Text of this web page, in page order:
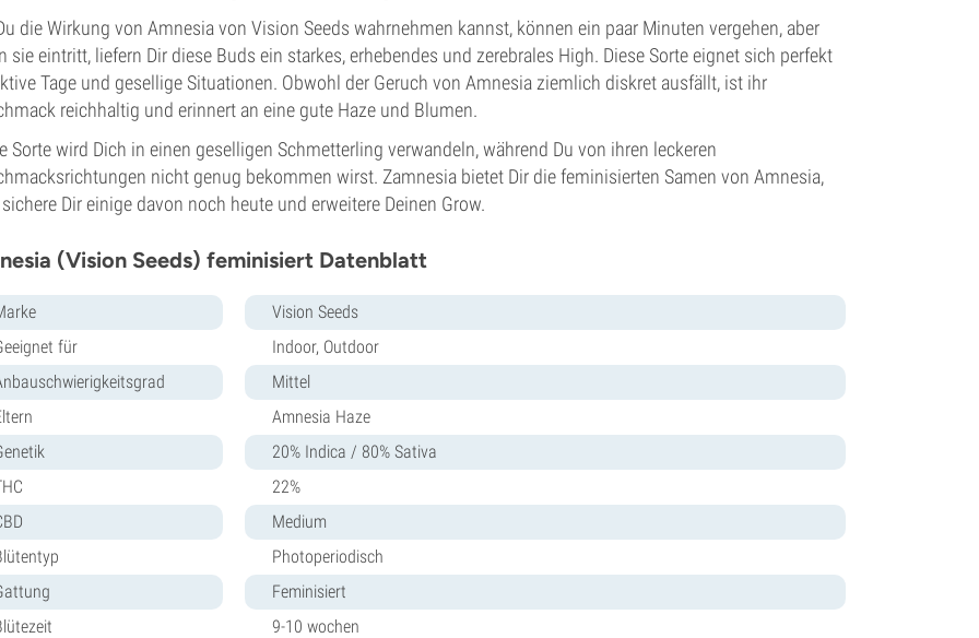
die Wirkung von Amnesia von Vision Seeds wahrnehmen kannst, können ein paar Minuten vergehen, aber
sie eintritt, liefern Dir diese Buds ein starkes, erhebendes und zerebrales High. Diese Sorte eignet sich perfekt
Tage und gesellige Situationen. Obwohl der Geruch von Amnesia ziemlich diskret ausfällt, ist ihr
reichhaltig und erinnert an eine gute Haze und Blumen.
Sorte wird Dich in einen geselligen Schmetterling verwandeln, während Du von ihren leckeren
nicht genug bekommen wirst. Zamnesia bietet Dir die feminisierten Samen von Amnesia,
Dir einige davon noch heute und erweitere Deinen Grow.
(Vision Seeds) feminisiert Datenblatt
Vision Seeds
für
Indoor, Outdoor
Mittel
Amnesia Haze
20% Indica / 80% Sativa
22%
Medium
Photoperiodisch
Feminisiert
9-10 wochen